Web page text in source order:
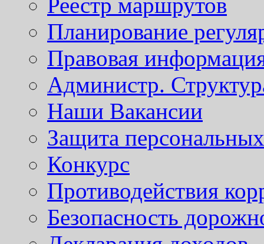
Планирование
Правовая
Администр.
Наши Вакансии
Защита
Конкурс
Противодействия
Безопасность